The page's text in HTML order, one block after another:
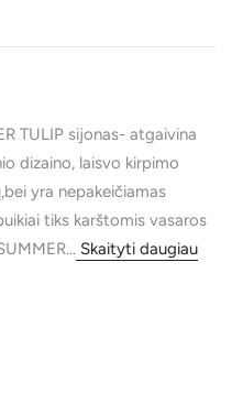
TULIP sijonas- atgaivina
dizaino, laisvo kirpimo
yra nepakeičiamas
tiks karštomis vasaros
Skaityti daugiau